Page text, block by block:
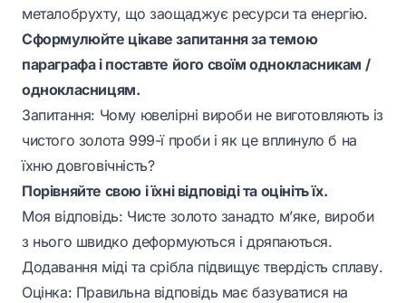
металобрухту, що заощаджує ресурси та енергію.
Сформулюйте цікаве запитання за темою
параграфа і поставте його своїм однокласникам /
однокласницям.
Запитання: Чому ювелірні вироби не виготовляють із
чистого золота 999-ї проби і як це вплинуло б на
їхню довговічність?
Порівняйте свою і їхні відповіді та оцініть їх.
Моя відповідь: Чисте золото занадто м’яке, вироби
з нього швидко деформуються і дряпаються.
Додавання міді та срібла підвищує твердість сплаву.
Оцінка: Правильна відповідь має базуватися на